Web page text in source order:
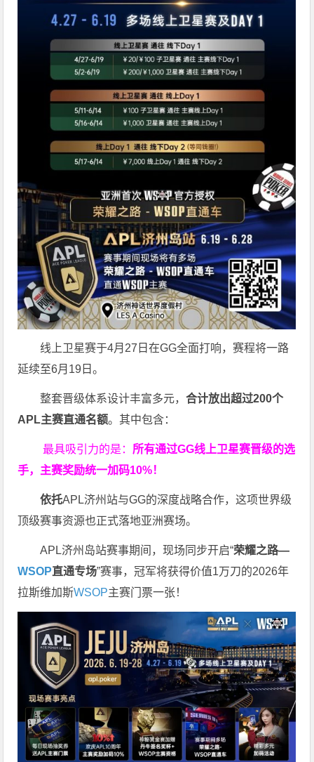
线上卫星赛于4月27日在GG全面打响，赛程将一路
延续至6月19日。
整套晋级体系设计丰富多元，合计放出超过200个
APL主赛直通名额。其中包含：
最具吸引力的是： 所有通过GG线上卫星赛晋级的选
手，主赛奖励统一加码10%！
依托APL济州站与GG的深度战略合作，这项世界级
顶级赛事资源也正式落地亚洲赛场。
APL济州岛站赛事期间，现场同步开启“荣耀之路—
WSOP直通专场”赛事，冠军将获得价值1万刀的2026年
拉斯维加斯WSOP主赛门票一张！